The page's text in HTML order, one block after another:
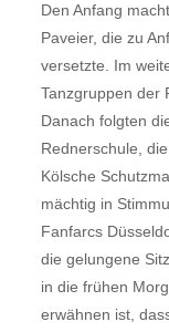
Den Anfang
Paveier, die zu
versetzte. Im
Tanzgruppen der
Danach folgten
Rednerschule,
Kölsche
mächtig in
Fanfarcs
die gelungene
in die frühen
erwähnen ist,